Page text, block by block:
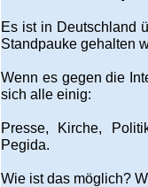
Es ist in Deutschland
Standpauke gehalten
Wenn es gegen die
sich alle einig:
Presse, Kirche,
Pegida.
Wie ist das möglich?